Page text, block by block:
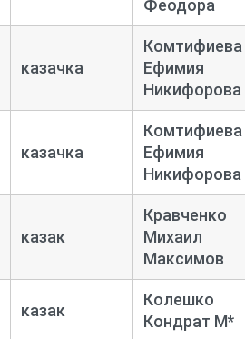
Феодора
казачка
Комтифиева
Ефимия
Никифорова
казачка
Комтифиева
Ефимия
Никифорова
казак
Кравченко
Михаил
Максимов
казак
Колешко
Кондрат М*